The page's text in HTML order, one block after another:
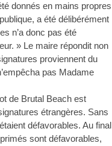
donnés en mains propres
a été délibérément
n’a donc pas été
» Le maire répondit non
proviennent du
pas Madame
de Brutal Beach est
étrangères. Sans
défavorables. Au final
sont défavorables,